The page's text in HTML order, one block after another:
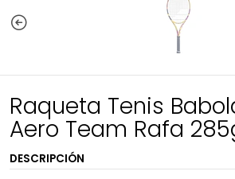
Raqueta Tenis
Aero Team Rafa
DESCRIPCIÓN